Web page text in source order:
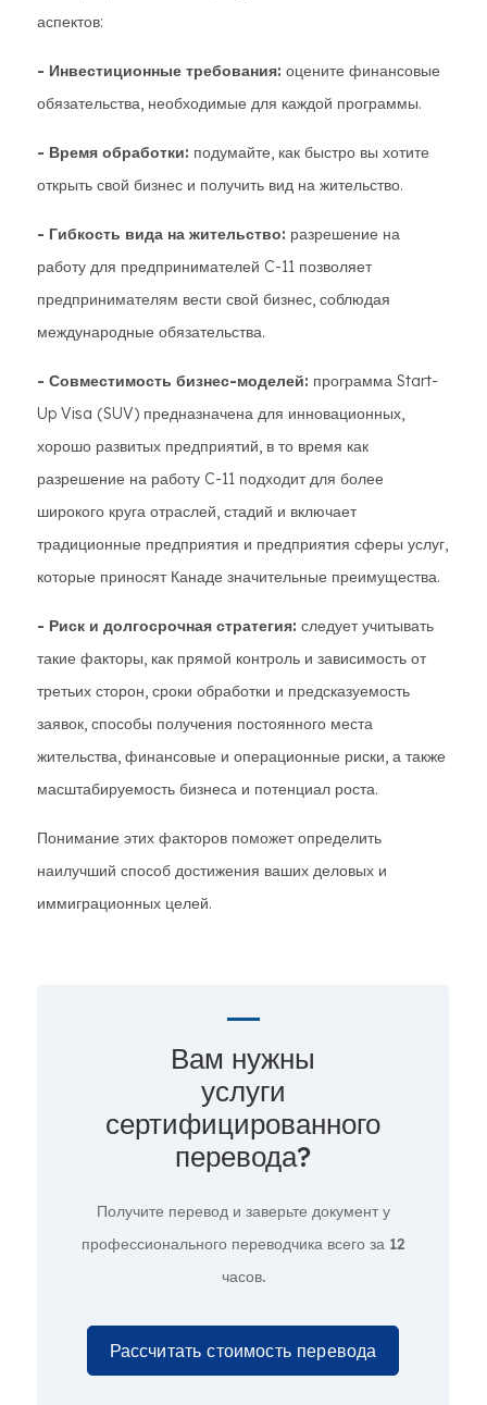
аспектов:
- Инвестиционные требования: оцените финансовые
обязательства, необходимые для каждой программы.
- Время обработки: подумайте, как быстро вы хотите
открыть свой бизнес и получить вид на жительство.
- Гибкость вида на жительство: разрешение на
работу для предпринимателей C-11 позволяет
предпринимателям вести свой бизнес, соблюдая
международные обязательства.
- Совместимость бизнес-моделей: программа Start-
Up Visa (SUV) предназначена для инновационных,
хорошо развитых предприятий, в то время как
разрешение на работу C-11 подходит для более
широкого круга отраслей, стадий и включает
традиционные предприятия и предприятия сферы услуг,
которые приносят Канаде значительные преимущества.
- Риск и долгосрочная стратегия: следует учитывать
такие факторы, как прямой контроль и зависимость от
третьих сторон, сроки обработки и предсказуемость
заявок, способы получения постоянного места
жительства, финансовые и операционные риски, а также
масштабируемость бизнеса и потенциал роста.
Понимание этих факторов поможет определить
наилучший способ достижения ваших деловых и
иммиграционных целей.
Вам нужны
услуги
сертифицированного
перевода?
Получите перевод и заверьте документ у
профессионального переводчика всего за 12
часов.
Рассчитать стоимость перевода